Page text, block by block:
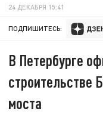
24 ДЕКАБРЯ 15:41
ПОДПИШИТЕСЬ:
В Петербурге
строительстве
моста